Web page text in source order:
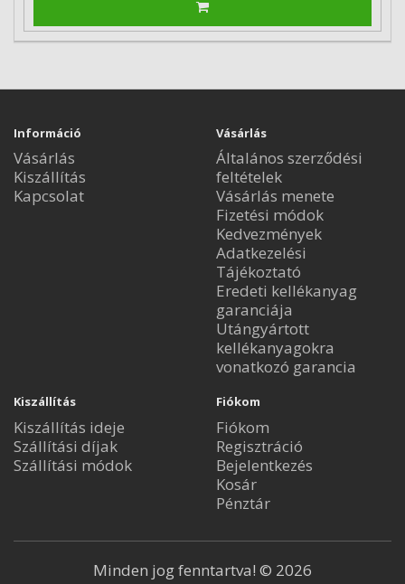
Információ
Vásárlás
Kiszállítás
Kapcsolat
Vásárlás
Általános szerződési
feltételek
Vásárlás menete
Fizetési módok
Kedvezmények
Adatkezelési
Tájékoztató
Eredeti kellékanyag
garanciája
Utángyártott
kellékanyagokra
vonatkozó garancia
Kiszállítás
Kiszállítás ideje
Szállítási díjak
Szállítási módok
Fiókom
Fiókom
Regisztráció
Bejelentkezés
Kosár
Pénztár
Minden jog fenntartva! © 2026